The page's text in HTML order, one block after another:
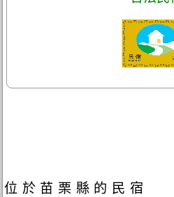
位於苗栗縣的民宿